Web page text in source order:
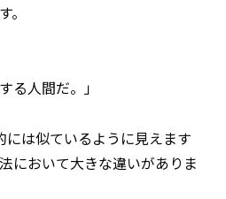
る人間だ。」
には似ているように見えます
において大きな違いがありま